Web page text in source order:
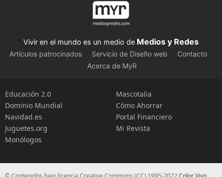
Vivir en el mundo es un medio de Medios y Redes
Artículos patrocinados Servicio de Diseño web
Contacto
Acerca de MyR
Educación 2.0
Dominio Mundial
Navidad.es
Juguetes.org
Monólogos
Mascotalia
Cómo Ahorrar
Portal Financiero
Mi Revista